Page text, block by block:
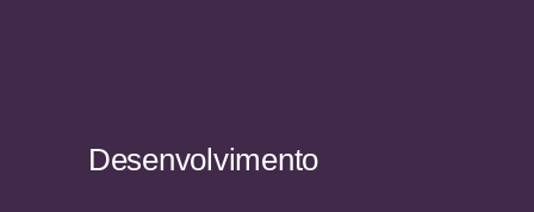
Desenvolvimento